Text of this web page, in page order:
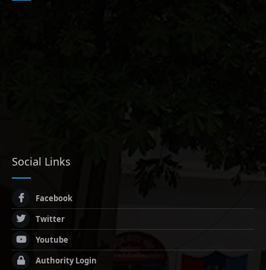
Social Links
Facebook
Twitter
Youtube
Authority Login